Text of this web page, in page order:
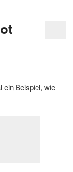
ein Beispiel, wie